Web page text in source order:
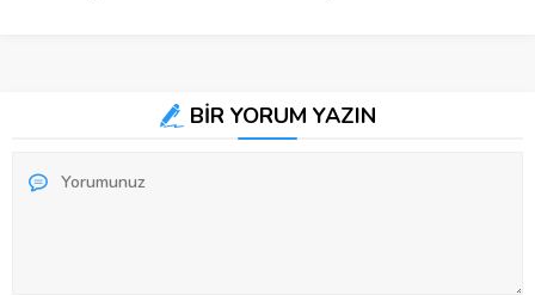
BİR YORUM YAZIN